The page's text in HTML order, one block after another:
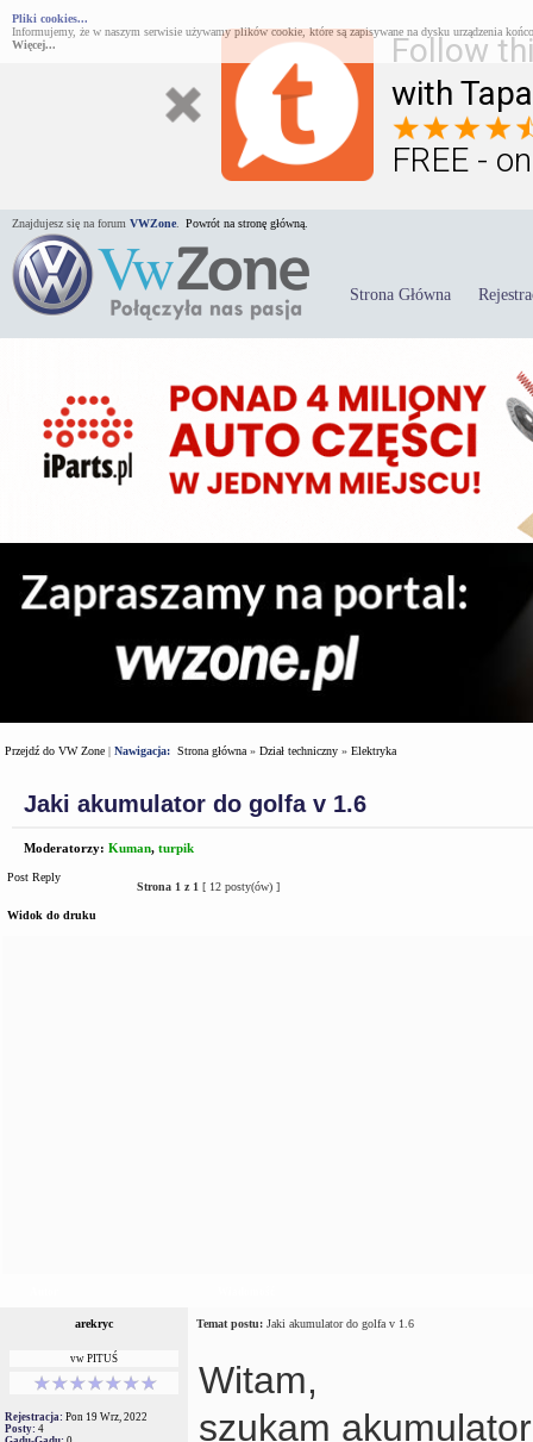
Follow
with
FREE -
Pliki cookies...
Informujemy, że w naszym serwisie używamy plików cookie, które są zapisywane na dysku urządzenia
Więcej...
Znajdujesz się na forum VWZone Powrót na stronę główną.
Strona Główna
Przejdź do VW Zone | Nawigacja: Strona główna » Dział techniczny » Elektryka
Jaki akumulator do golfa v 1.6
Moderatorzy: Kuman, turpik
Post Reply
Strona 1 z 1 [ 12 posty(ów) ]
Widok do druku
arekryc Temat postu: Jaki akumulator do golfa v 1.6
vw PITUŚ
Rejestracja: Pon 19 Wrz, 2022
Posty: 4
Witam,
szukam